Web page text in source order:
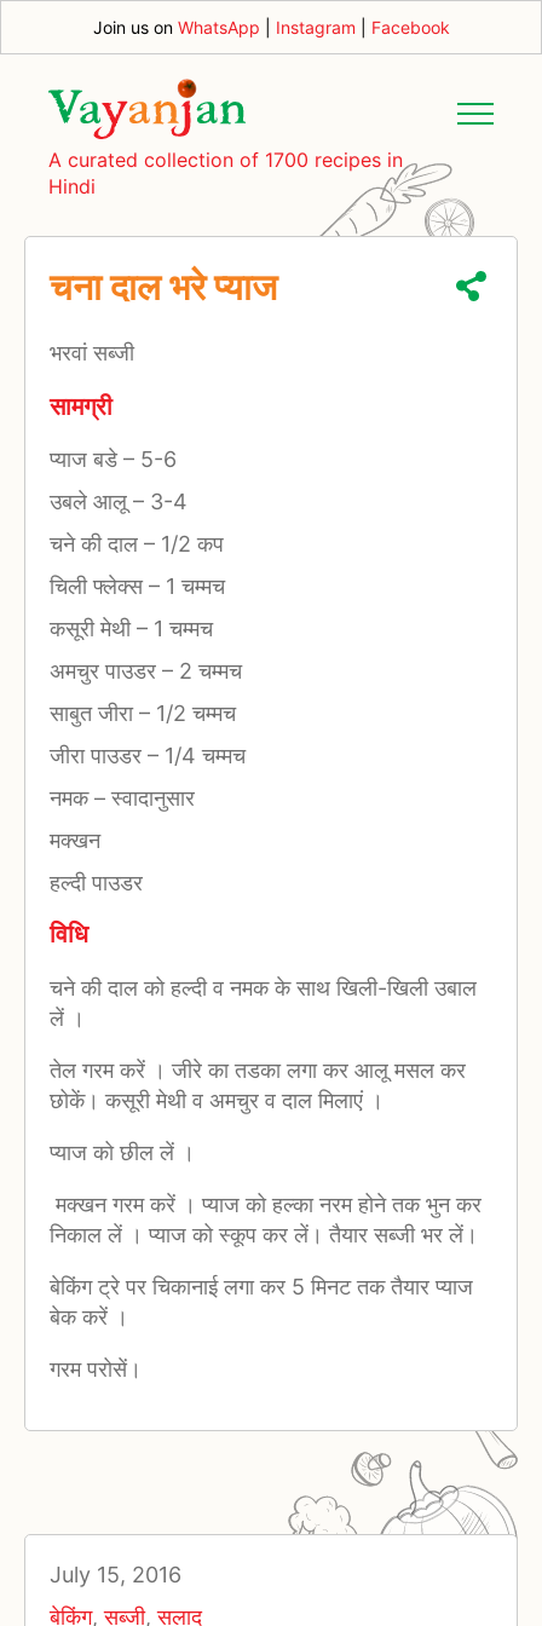
Join us on WhatsApp Instagram Facebook
A curated collection of 1700 recipes in
Hindi
चना दाल भरे प्याज
भरवां सब्जी
सामग्री
प्याज बडे– 5-6
उबले आलू – 3-4
चने की दाल – 1/2 कप
चिली फ्लेक्स– 1 चम्मच
कसूरी मेथी– 1 चम्मच
अमचुर पाउडर – 2 चम्मच
साबुत जीरा– 1/2 चम्मच
जीरा पाउडर – 1/4 चम्मच
नमक–स्वादानुसार
मक्खन
हल्दी पाउडर
विधि
चने की दाल को हल्दी व नमक के साथ खिली-खिली उबाल
लें ।
तेल गरम करें । जीरे का तडका लगा कर आलू मसल कर
छोकें। कसूरी मेथी व अमचुर व दाल मिलाएं ।
प्याज को छील लें ।
मक्खन गरम करें । प्याज को हल्का नरम होने तक भुन कर
निकाल लें । प्याज को स्कूप कर लें। तैयार सब्जी भर लें।
बेकिंग ट्रे पर चिकानाई लगा कर 5 मिनट तक तैयार प्याज
बेक करें ।
गरम परोसें।
July 15, 2016
बेकिंग,सब्जी,सलाद